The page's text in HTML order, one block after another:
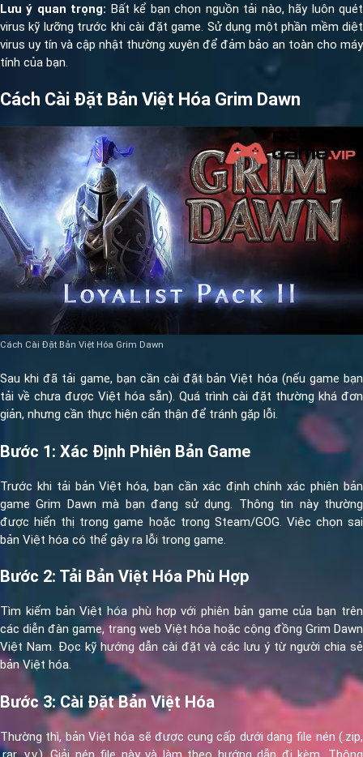
Lưu ý quan trọng: Bất kể bạn chọn nguồn tải nào, hãy luôn quét
virus kỹ lưỡng trước khi cài đặt game. Sử dụng một phần mềm diệt
virus uy tín và cập nhật thường xuyên để đảm bảo an toàn cho máy
tính của bạn.
Cách Cài Đặt Bản Việt Hóa Grim Dawn
Cách Cài Đặt Bản Việt Hóa Grim Dawn
Sau khi đã tải game, bạn cần cài đặt bản Việt hóa (nếu game bạn
tải về chưa được Việt hóa sẵn). Quá trình cài đặt thường khá đơn
giản, nhưng cần thực hiện cẩn thận để tránh gặp lỗi.
Bước 1: Xác Định Phiên Bản Game
Trước khi tải bản Việt hóa, bạn cần xác định chính xác phiên bản
game Grim Dawn mà bạn đang sử dụng. Thông tin này thường
được hiển thị trong game hoặc trong Steam/GOG. Việc chọn sai
bản Việt hóa có thể gây ra lỗi trong game.
Bước 2: Tải Bản Việt Hóa Phù Hợp
Tìm kiếm bản Việt hóa phù hợp với phiên bản game của bạn trên
các diễn đàn game, trang web Việt hóa hoặc cộng đồng Grim Dawn
Việt Nam. Đọc kỹ hướng dẫn cài đặt và các lưu ý từ người chia sẻ
bản Việt hóa.
Bước 3: Cài Đặt Bản Việt Hóa
Thường thì, bản Việt hóa sẽ được cung cấp dưới dạng file nén (.zip,